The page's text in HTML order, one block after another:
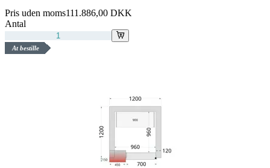
Pris uden moms111.886,00 DKK
Antal
At bestille